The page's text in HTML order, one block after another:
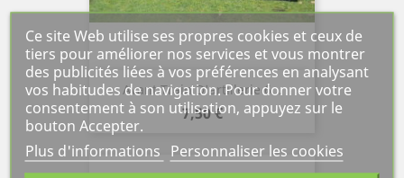
Avant Train D'artillerie 6...
Prix
7,50 €
Ce site Web utilise ses propres cookies et ceux de
tiers pour améliorer nos services et vous montrer
des publicités liées à vos préférences en analysant
vos habitudes de navigation. Pour donner votre
consentement à son utilisation, appuyez sur le
bouton Accepter.
Plus d'informations Personnaliser les cookies